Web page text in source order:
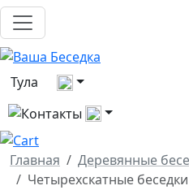
Тула
Выберите город
Все контакты
Главная
Деревянные
Четырехскатные